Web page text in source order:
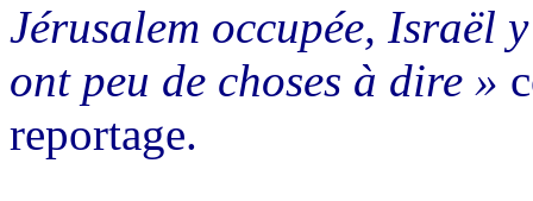
Jérusalem occupée, Israël
ont peu de choses à dire »
reportage.